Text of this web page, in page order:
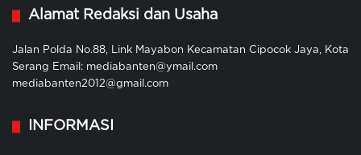
Alamat Redaksi dan Usaha
Jalan Polda No.88, Link Mayabon Kecamatan Cipocok Jaya, Kota
Serang Email: mediabanten@ymail.com
mediabanten2012@gmail.com
INFORMASI